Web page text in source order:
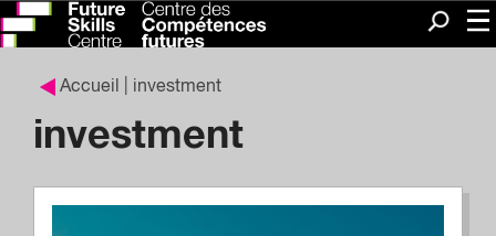
Accueil | investment
investment